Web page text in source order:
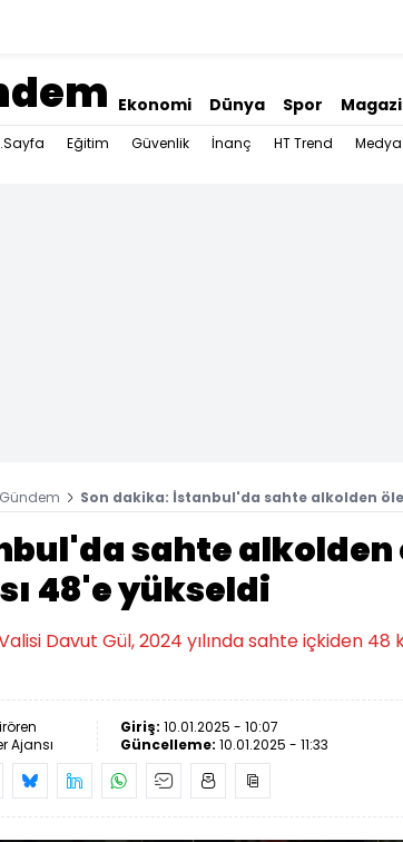
Ekonomi Dünya Spor
Eğitim Güvenlik İnanç HT Trend Medya
Gündem Son dakika: İstanbul'da sahte alkolden
sahte alkolden
48'e yükseldi
Davut Gül, 2024 yılında sahte içkiden 48
Ajansı
Giriş: 10.01.2025 - 10:07
Güncelleme: 10.01.2025 - 11:33